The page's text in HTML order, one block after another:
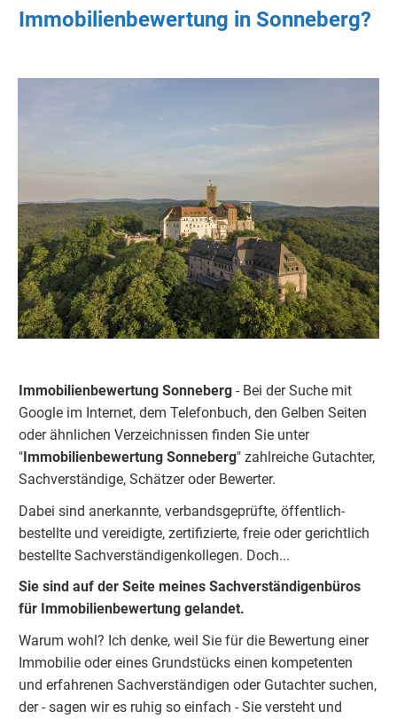
Immobilienbewertung in Sonneberg?
Immobilienbewertung Sonneberg - Bei der Suche mit
Google im Internet, dem Telefonbuch, den Gelben Seiten
oder ähnlichen Verzeichnissen finden Sie unter
" Immobilienbewertung Sonneberg" zahlreiche Gutachter,
Sachverständige, Schätzer oder Bewerter.
Dabei sind anerkannte, verbandsgeprüfte, öffentlich-
bestellte und vereidigte, zertifizierte, freie oder gerichtlich
bestellte Sachverständigenkollegen. Doch...
Sie sind auf der Seite meines Sachverständigenbüros
für Immobilienbewertung gelandet.
Warum wohl? Ich denke, weil Sie für die Bewertung einer
Immobilie oder eines Grundstücks einen kompetenten
und erfahrenen Sachverständigen oder Gutachter suchen,
der - sagen wir es ruhig so einfach - Sie versteht und